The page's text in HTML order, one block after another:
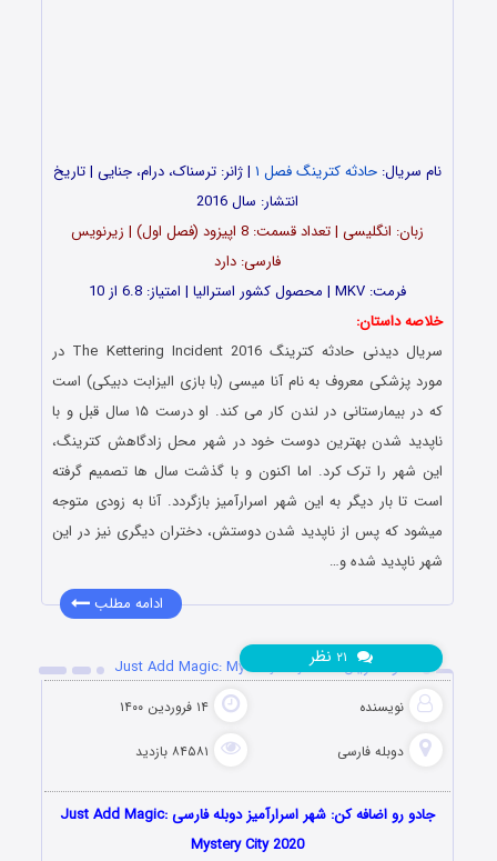
نام سریال: حادثه کترینگ فصل ۱
| ژانر: ترسناک، درام، جنایی | تاریخ
انتشار: سال 2016
زبان: انگلیسی | تعداد قسمت: 8 اپیزود (فصل اول) | زیرنویس
فارسی: دارد
فرمت: MKV | محصول کشور استرالیا | امتیاز: 6.8 از 10
خلاصه داستان:
سریال دیدنی حادثه کترینگ The Kettering Incident 2016 در
مورد پزشکی معروف به نام آنا میسی (با بازی الیزابت دبیکی) است
که در بیمارستانی در لندن کار می کند. او درست ۱۵ سال قبل و با
ناپدید شدن بهترین دوست خود در شهر محل زادگاهش کترینگ،
این شهر را ترک کرد. اما اکنون و با گذشت سال ها تصمیم گرفته
است تا بار دیگر به این شهر اسرارآمیز بازگردد. آنا به زودی متوجه
میشود که پس از ناپدید شدن دوستش، دختران دیگری نیز در این
شهر ناپدید شده و…
ادامه مطلب
دانلود سریال Just Add Magic: Mystery City 2020
نویسنده ۱۴ فروردین ۱۴۰۰
دوبله فارسی ۸۴۵۸۱ بازدید
نظر
جادو رو اضافه کن: شهر اسرارآمیز دوبله فارسی Just Add Magic:
Mystery City 2020